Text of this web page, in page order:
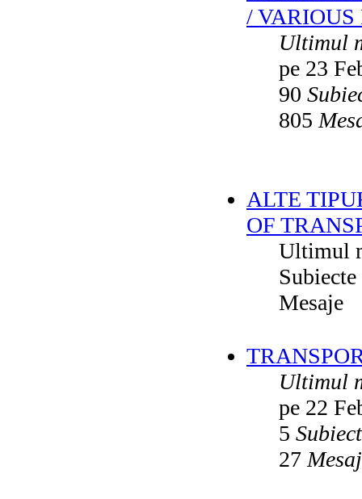
/ VARIOUS
Ultimul
pe 23
90
805
ALTE
OF
Ultimul
Subiecte
Mesaje
Ultimul
pe 22
5
27